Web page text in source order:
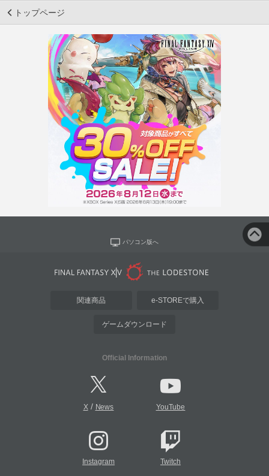
トップページ
パソコン版へ
関連商品 e-STOREで購入
ゲームダウンロード
Official Information
X/ News YouTube
Instagram Twitch